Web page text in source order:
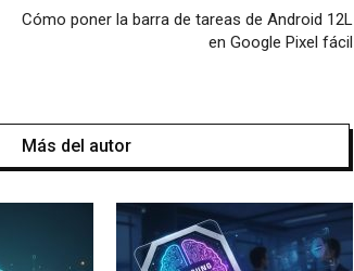
Cómo poner la barra de tareas de Android 12L
en Google Pixel fácil
Más del autor